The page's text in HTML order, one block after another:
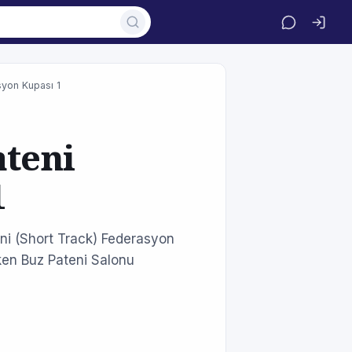
Kupası 1
(Short Track) Federasyon
Buz Pateni Salonu